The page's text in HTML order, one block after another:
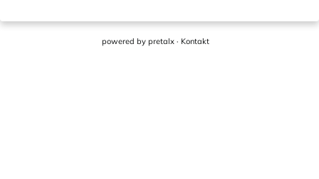
powered by pretalx· Kontakt